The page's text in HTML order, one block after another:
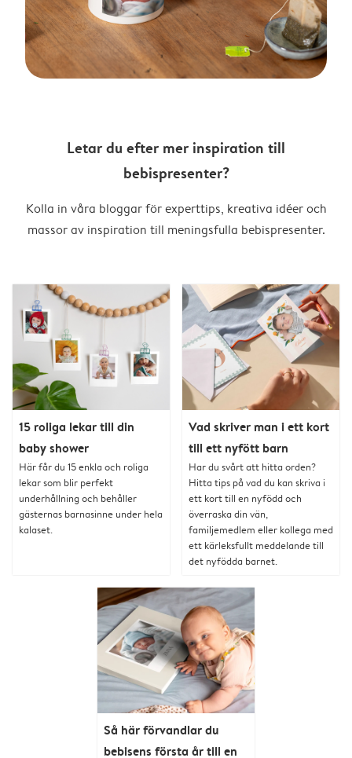
Letar du efter mer inspiration till
bebispresenter?
Kolla in våra bloggar för experttips, kreativa idéer och
massor av inspiration till meningsfulla bebispresenter.
15 roliga lekar till din
baby shower
Här får du 15 enkla och roliga
lekar som blir perfekt
underhållning och behåller
gästernas barnasinne under hela
kalaset.
Vad skriver man i ett kort
till ett nyfött barn
Har du svårt att hitta orden?
Hitta tips på vad du kan skriva i
ett kort till en nyfödd och
överraska din vän,
familjemedlem eller kollega med
ett kärleksfullt meddelande till
det nyfödda barnet.
Så här förvandlar du
bebisens första år till en